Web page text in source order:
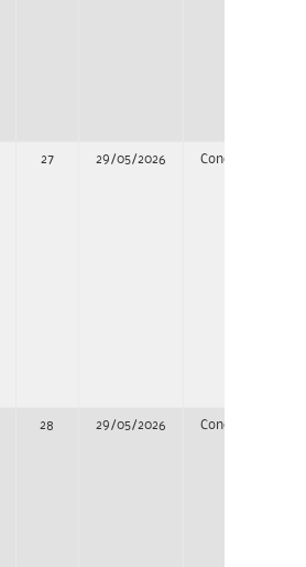
27 29/05/2026 Concurso
28 29/05/2026 Concurso